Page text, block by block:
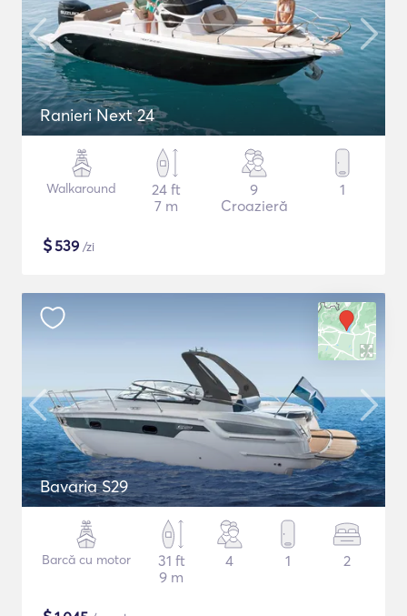
Ranieri Next 24
Walkaround
24 ft
7 m
9
Croazieră
1
$539 /zi
Bavaria S29
Barcă cu motor
31 ft
9 m
4 1 2